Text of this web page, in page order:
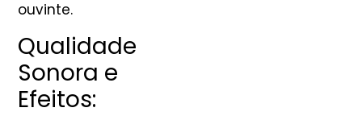
ouvinte.
Qualidade
Sonora e
Efeitos: